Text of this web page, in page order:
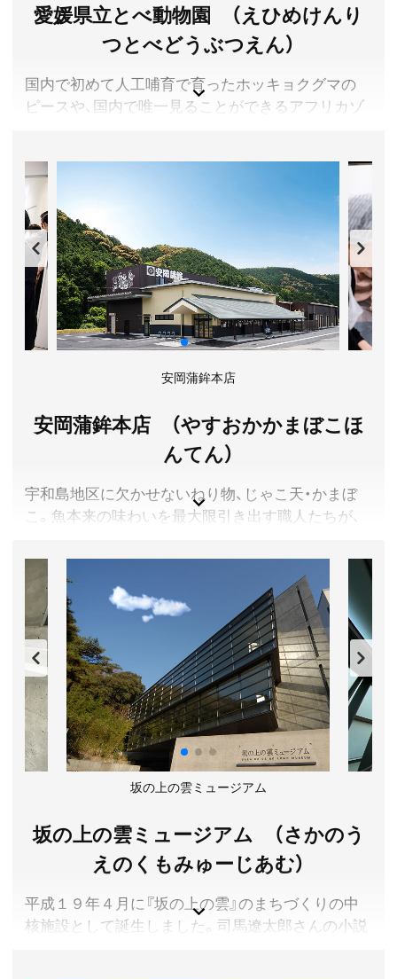
愛媛県立とべ動物園 （えひめけんり
つとべどうぶつえん）
国内で初めて人工哺育で育ったホッキョクグマの
ピースや、国内で唯一見ることができるアフリカゾ
ンの綱渡りは特に人気です。週末にはエサやり体験
イベントや、飼育員によるガイドイベントなどを実
施しており、お子様はもちろん大人の方にも楽しん
でいただけます。
愛媛県伊予郡砥部町
料金／5歳以下無料、小中学生(6～14歳)100円、高校生(15
～17歳)200円、一般(18～64歳)500円、65歳以上200円
営業時間／9:00～17:00(最終入園16:30)
隔)で約36分、「動物園前」バス停下車
所在地／愛媛県伊予郡砥部町上原町240番地
お問い合わせ／089-962-6000
安岡蒲鉾本店
安岡蒲鉾本店 （やすおかかまぼこほ
んてん）
宇和島地区に欠かせないねり物、じゃこ天・かまぼ
こ。魚本来の味わいを最大限引き出す職人たちが、
を確かめながら一匹一匹手作業で魚をさばく工程
は、宇和島ならではの製法です。
愛媛県宇和島市
入場料(税込)／工場見学無料 体験工房:じゃこ天
300g(じゃこ天50gで約6枚分) 大人1,000円、子供(小学生
以下)800円
営業時間／9:00～15:00 ※工場見学はいつご来店いただ
いてもOKですが、体験工房は事前予約(約1週間前)が必
要です。
定休日／日曜日、お盆期間、お正月 ※体験工房休業
日 日曜日、8/13～16、11/20～1/10
所在地／愛媛県宇和島市三間町中野中293
お問い合わせ／0895-58-2155
安岡蒲鉾 公式サイト
坂の上の雲ミュージアム
坂の上の雲ミュージアム （さかのう
えのくもみゅーじあむ）
平成１９年４月に『坂の上の雲』のまちづくりの中
核施設として誕生しました。司馬遼太郎さんの小説